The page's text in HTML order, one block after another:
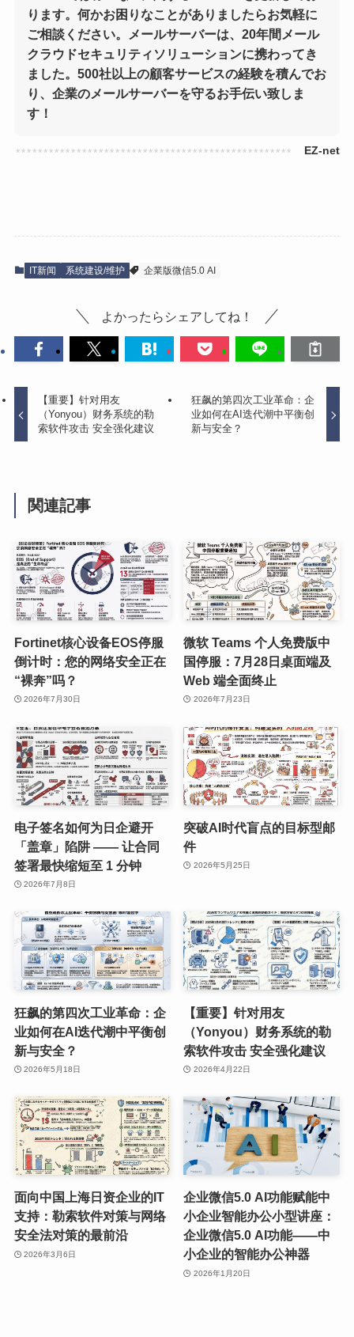
ります。何かお困りなことがありましたらお気軽に
ご相談ください。メールサーバーは、20年間メール
クラウドセキュリティソリューションに携わってき
ました。500社以上の顧客サービスの経験を積んでお
り、企業のメールサーバーを守るお手伝い致しま
す！
IT新闻 系统建设/维护 企業版微信5.0 AI
よかったらシェアしてね！
【重要】针对用友
（Yonyou）财务系统的勒
索软件攻击 安全强化建议
狂飙的第四次工业革命：企
业如何在AI迭代潮中平衡创
新与安全？
関連記事
Fortinet核心设备EOS停服
倒计时：您的网络安全正在
“裸奔”吗？
2026年7月30日
微软 Teams 个人免费版中
国停服：7月28日桌面端及
Web 端全面终止
2026年7月23日
电子签名如何为日企避开
「盖章」陷阱 —— 让合同
签署最快缩短至 1 分钟
2026年7月8日
突破AI时代盲点的目标型邮
件
2026年5月25日
狂飙的第四次工业革命：企
业如何在AI迭代潮中平衡创
新与安全？
2026年5月18日
【重要】针对用友
（Yonyou）财务系统的勒
索软件攻击 安全强化建议
2026年4月22日
面向中国上海日资企业的IT
支持：勒索软件对策与网络
安全法对策的最前沿
2026年3月6日
企业微信5.0 AI功能赋能中
小企业智能办公小型讲座：
企业微信5.0 AI功能——中
小企业的智能办公神器
2026年1月20日